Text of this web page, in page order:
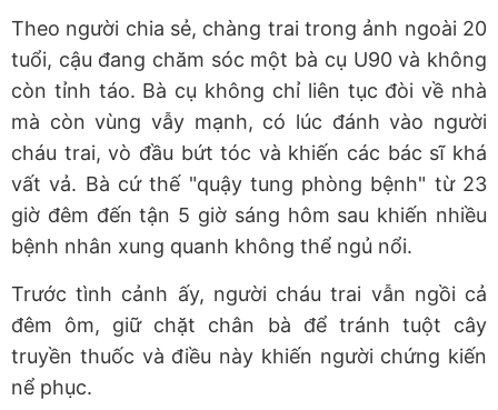
Theo người chia sẻ, chàng trai trong ảnh ngoài 20
tuổi, cậu đang chăm sóc một bà cụ U90 và không
còn tỉnh táo. Bà cụ không chỉ liên tục đòi về nhà
mà còn vùng vẫy mạnh, có lúc đánh vào người
cháu trai, vò đầu bứt tóc và khiến các bác sĩ khá
vất vả. Bà cứ thế "quậy tung phòng bệnh" từ 23
giờ đêm đến tận 5 giờ sáng hôm sau khiến nhiều
bệnh nhân xung quanh không thể ngủ nổi.
Trước tình cảnh ấy, người cháu trai vẫn ngồi cả
đêm ôm, giữ chặt chân bà để tránh tuột cây
truyền thuốc và điều này khiến người chứng kiến
nể phục.